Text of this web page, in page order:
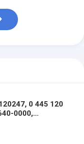
0 445 120
0000,